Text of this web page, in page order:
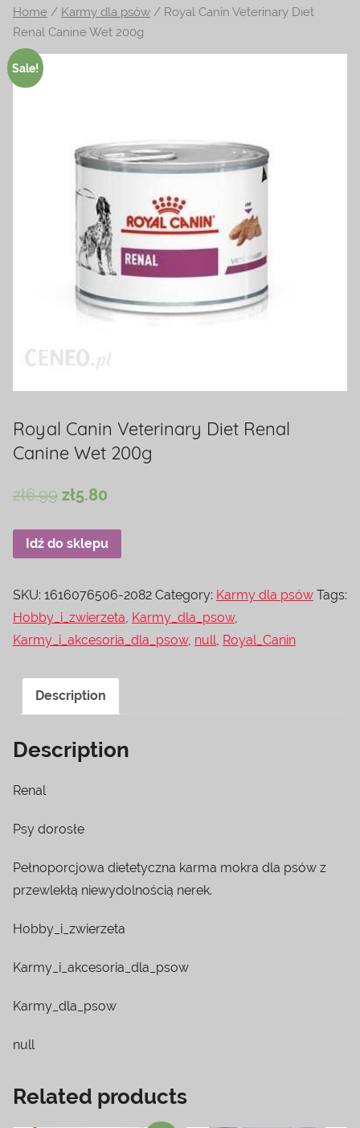
na
temat
terrarystyki
i
Home / Karmy dla psów / Royal Canin Veterinary Diet
Renal Canine Wet 200g
Sale!
Royal Canin Veterinary Diet Renal
Canine Wet 200g
zł6.99 zł5.80
Idź do sklepu
SKU: 1616076506-2082 Category: Karmy dla psów Tags:
Hobby_i_zwierzeta Karmy_dla_psow,
Karmy_i_akcesoria_dla_psow, null Royal_Canin
Description
Description
Renal
Psy dorosłe
Pełnoporcjowa dietetyczna karma mokra dla psów z
przewlekłą niewydolnością nerek.
Hobby_i_zwierzeta
Karmy_i_akcesoria_dla_psow
Karmy_dla_psow
null
Related products